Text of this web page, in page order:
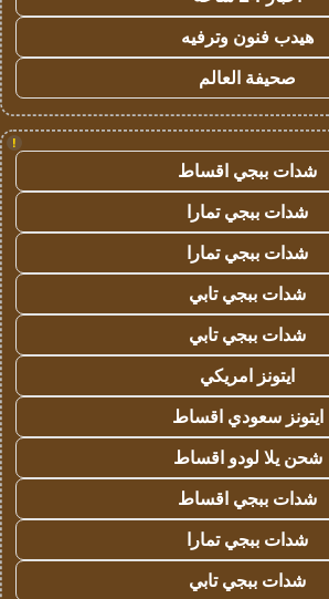
هيدب فنون وترفيه
صحيفة العالم
!
شدات ببجي اقساط
شدات ببجي تمارا
شدات ببجي تمارا
شدات ببجي تابي
شدات ببجي تابي
ايتونز امريكي
ايتونز سعودي اقساط
شحن يلا لودو اقساط
شدات ببجي اقساط
شدات ببجي تمارا
شدات ببجي تابي